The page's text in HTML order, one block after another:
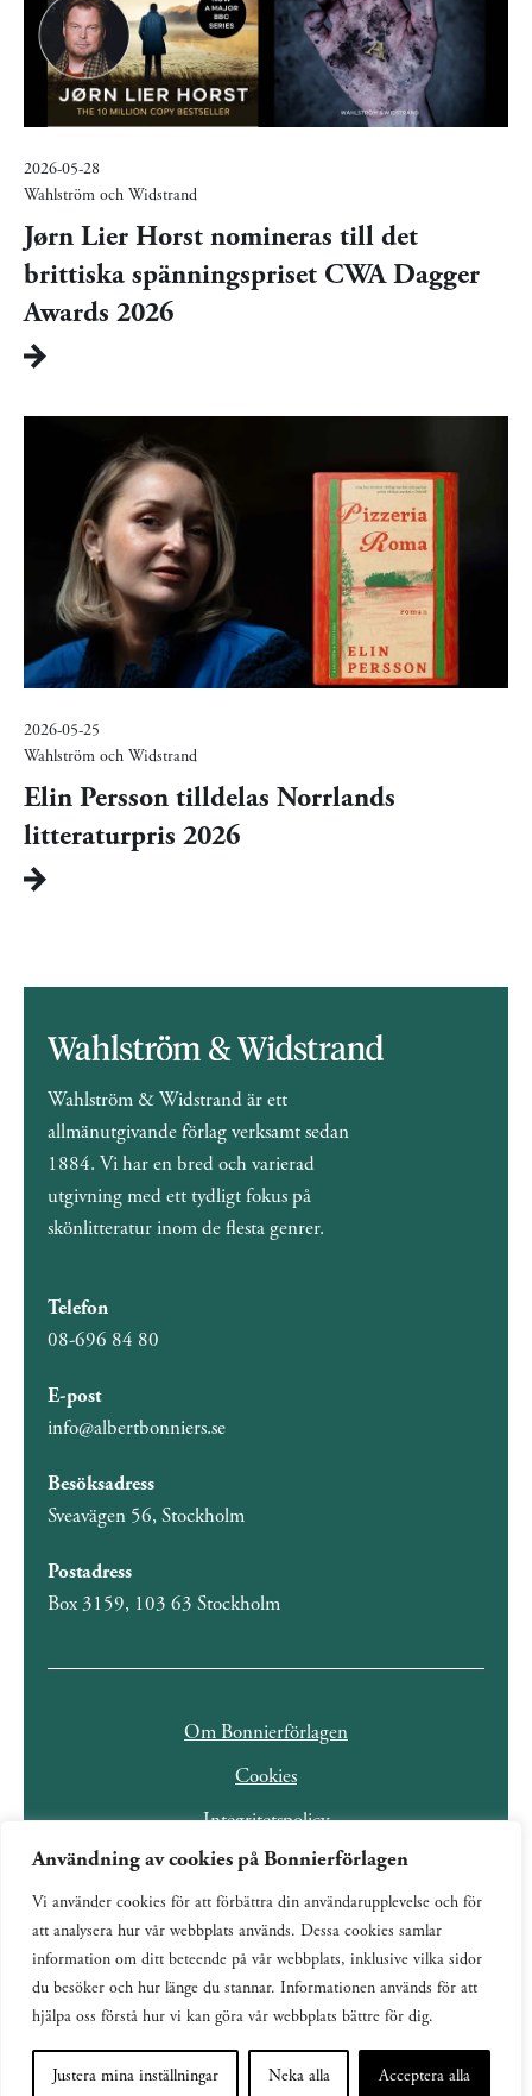
Användning av cookies på Bonnierförlagen
Vi använder cookies för att förbättra din användarupplevelse och för
att analysera hur vår webbplats används. Dessa cookies samlar
information om ditt beteende på vår webbplats, inklusive vilka sidor
du besöker och hur länge du stannar. Informationen används för att
hjälpa oss förstå hur vi kan göra vår webbplats bättre för dig.
Justera mina inställningar Neka alla Acceptera alla
2026-05-28
Wahlström och Widstrand
Jørn Lier Horst nomineras till det
brittiska spänningspriset CWA Dagger
Awards 2026
2026-05-25
Wahlström och Widstrand
Elin Persson tilldelas Norrlands
litteraturpris 2026
Wahlström & Widstrand är ett
allmänutgivande förlag verksamt sedan
1884. Vi har en bred och varierad
utgivning med ett tydligt fokus på
skönlitteratur inom de flesta genrer.
Telefon
08-696 84 80
E-post
info@albertbonniers.se
Besöksadress
Sveavägen 56, Stockholm
Postadress
Box 3159, 103 63 Stockholm
Om Bonnierförlagen
Cookies
Integritetspolicy